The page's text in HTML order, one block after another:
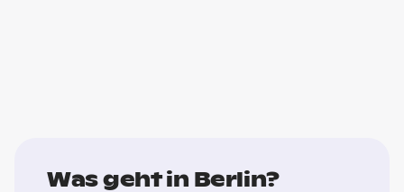
Was geht in Berlin?